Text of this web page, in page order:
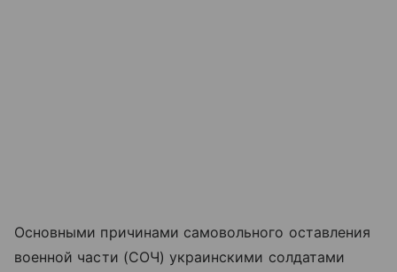
Основными причинами самовольного оставления
военной части (СОЧ) украинскими солдатами